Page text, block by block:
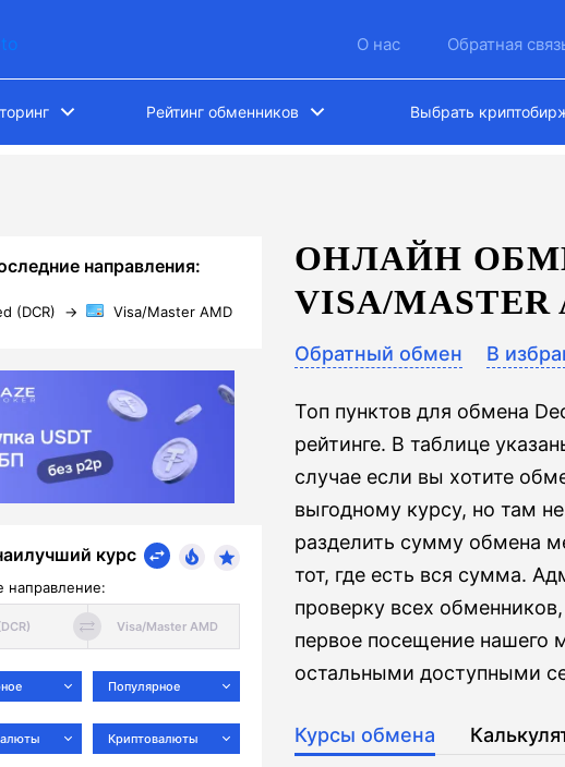
О нас Обратная
Рейтинг обменников Выбрать
направления:
(DCR) → Visa/Master AMD
курс
направление:
Популярное
Криптовалюты
ОНЛАЙН
VISA/MASTER
Обратный обмен В
Топ пунктов для обмена
рейтинге. В таблице
случае если вы хотите
выгодному курсу, но там
разделить сумму обмена
тот, где есть вся сумма.
проверку всех
первое посещение нашего
остальными доступными
Курсы обмена